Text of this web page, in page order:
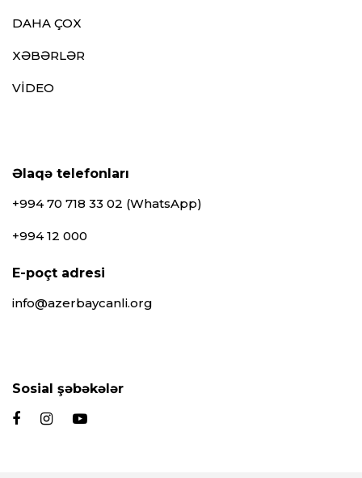
DAHA ÇOX
XƏBƏRLƏR
VİDEO
Əlaqə telefonları
+994 70 718 33 02 (WhatsApp)
+994 12 000
E-poçt adresi
info@azerbaycanli.org
Sosial şəbəkələr